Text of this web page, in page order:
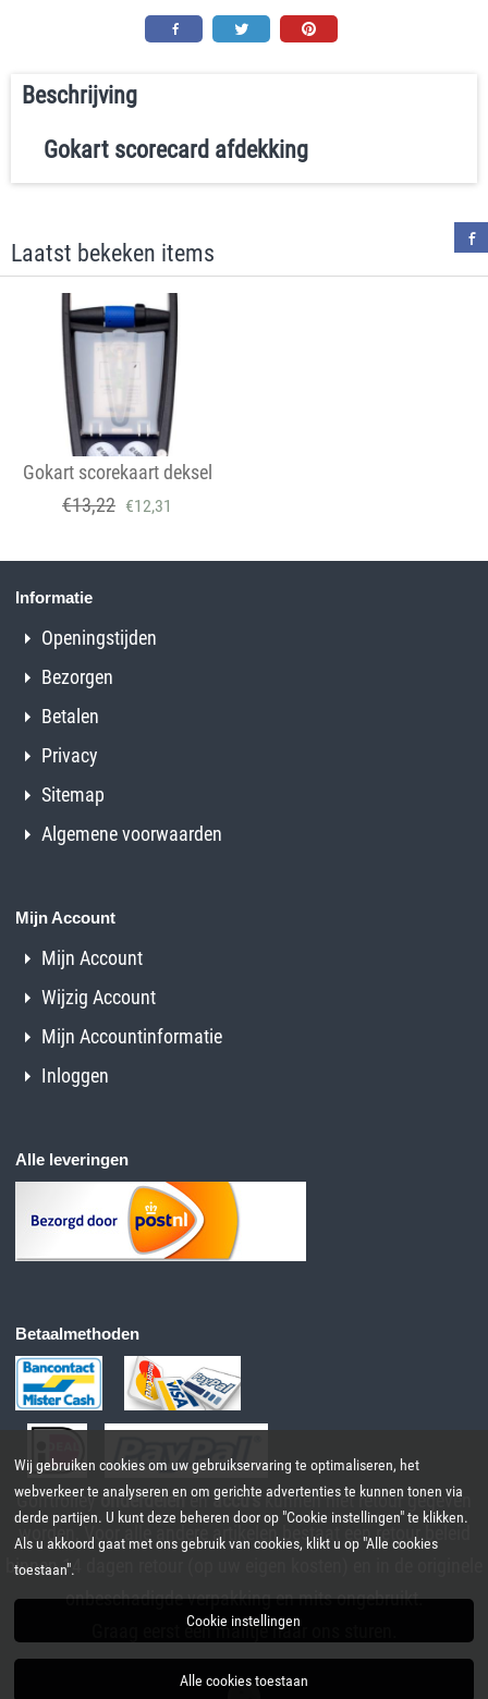
Beschrijving
Gokart scorecard afdekking
Laatst bekeken items
Gokart scorekaart deksel
€13,22 €12,31
Informatie
Openingstijden
Bezorgen
Betalen
Privacy
Sitemap
Algemene voorwaarden
Mijn Account
Mijn Account
Wijzig Account
Mijn Accountinformatie
Inloggen
Alle leveringen
Betaalmethoden
Golftrolleyonderdelenenaccu'skunnen niet retour gegeven
worden, Voor alle andere artikelen bestaat een retour beleid
binnen 14 dagen retour (op uw eigen kosten) en in de originele
onbeschadigde verpakking en mits ongebruikt.
Graag eerst een mailtje naar ons sturen.
Wij gebruiken cookies om uw gebruikservaring te optimaliseren, het
webverkeer te analyseren en om gerichte advertenties te kunnen tonen via
derde partijen. U kunt deze beheren door op "Cookie instellingen" te klikken.
Als u akkoord gaat met ons gebruik van cookies, klikt u op "Alle cookies
toestaan".
Cookie instellingen
Alle cookies toestaan